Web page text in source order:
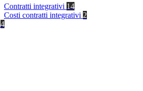
Contratti integrativi 14
Costi contratti integrativi 2
4